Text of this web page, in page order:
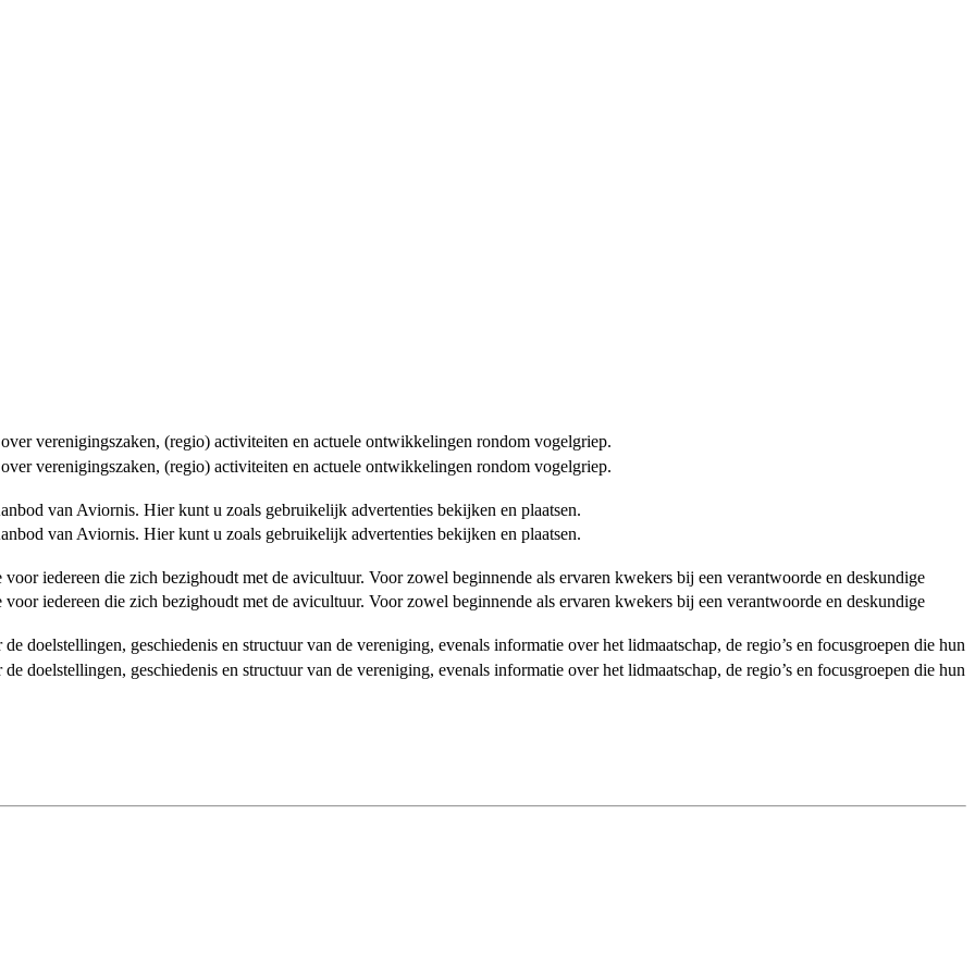
verenigingszaken, (regio) activiteiten en actuele ontwikkelingen rondom vogelgriep.
verenigingszaken, (regio) activiteiten en actuele ontwikkelingen rondom vogelgriep.
van Aviornis. Hier kunt u zoals gebruikelijk advertenties bekijken en plaatsen.
van Aviornis. Hier kunt u zoals gebruikelijk advertenties bekijken en plaatsen.
iedereen die zich bezighoudt met de avicultuur. Voor zowel beginnende als ervaren kwekers bij een verantwoorde en deskundige
iedereen die zich bezighoudt met de avicultuur. Voor zowel beginnende als ervaren kwekers bij een verantwoorde en deskundige
doelstellingen, geschiedenis en structuur van de vereniging, evenals informatie over het lidmaatschap, de regio’s en focusgroepen die hun
doelstellingen, geschiedenis en structuur van de vereniging, evenals informatie over het lidmaatschap, de regio’s en focusgroepen die hun